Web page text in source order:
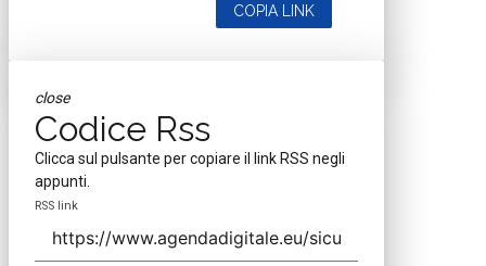
COPIA LINK
close
Codice Rss
Clicca sul pulsante per copiare il link RSS negli
appunti.
RSS link